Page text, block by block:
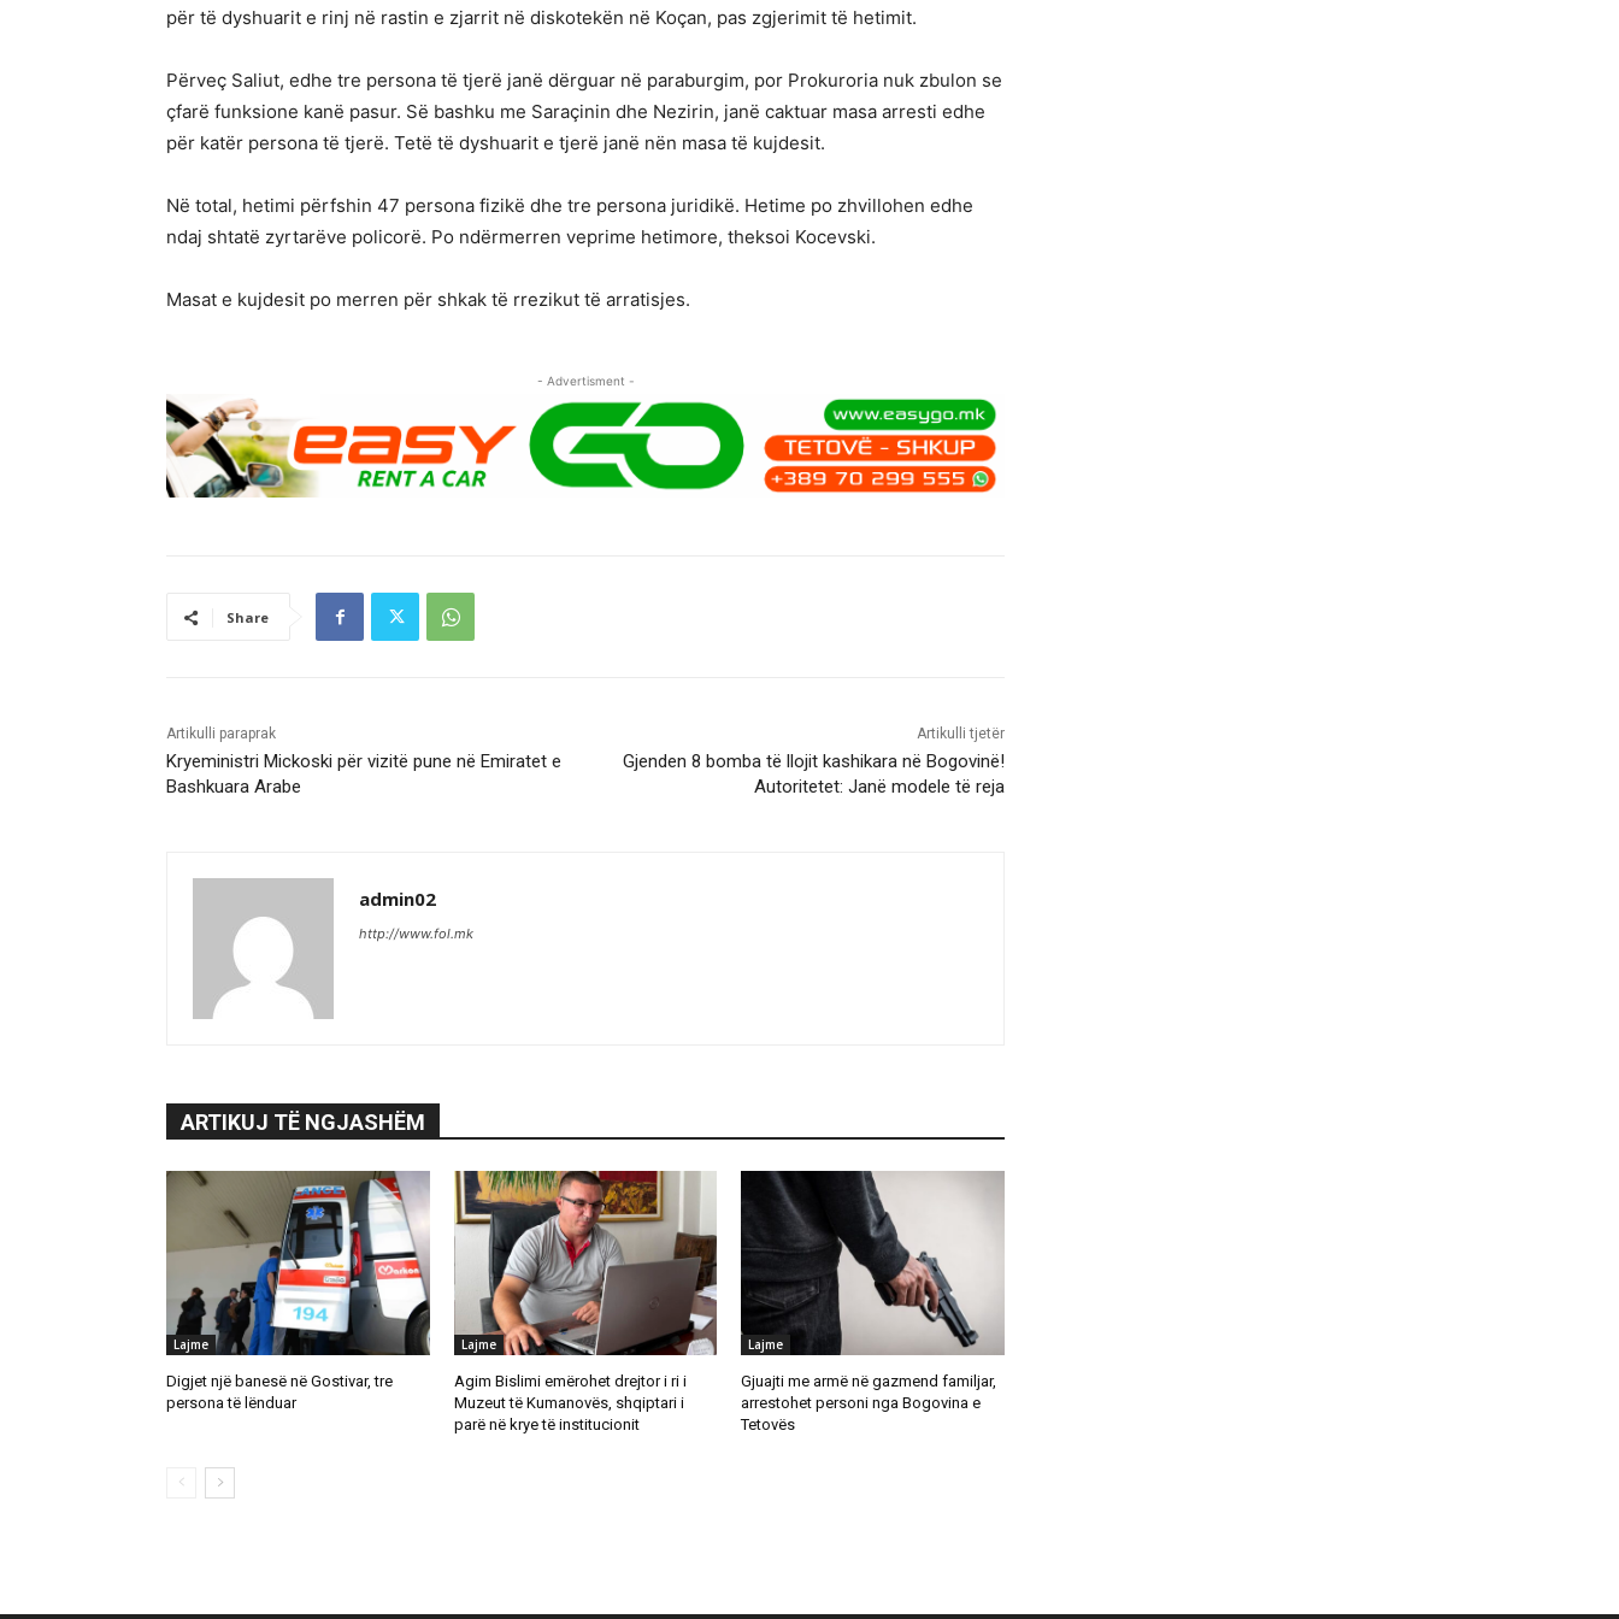
për të dyshuarit e rinj në rastin e zjarrit në diskotekën në Koçan, pas zgjerimit të hetimit.
Përveç Saliut, edhe tre persona të tjerë janë dërguar në paraburgim, por Prokuroria nuk zbulon se
çfarë funksione kanë pasur. Së bashku me Saraçinin dhe Nezirin, janë caktuar masa arresti edhe
për katër persona të tjerë. Tetë të dyshuarit e tjerë janë nën masa të kujdesit.
Në total, hetimi përfshin 47 persona fizikë dhe tre persona juridikë. Hetime po zhvillohen edhe
ndaj shtatë zyrtarëve policorë. Po ndërmerren veprime hetimore, theksoi Kocevski.
Masat e kujdesit po merren për shkak të rrezikut të arratisjes.
- Advertisment -
Share
Artikulli paraprak
Kryeministri Mickoski për vizitë pune në Emiratet e
Bashkuara Arabe
Artikulli tjetër
Gjenden 8 bomba të llojit kashikara në Bogovinë!
Autoritetet: Janë modele të reja
admin02
http://www.fol.mk
ARTIKUJ TË NGJASHËM
Lajme
Digjet një banesë në Gostivar, tre
persona të lënduar
Lajme
Agim Bislimi emërohet drejtor i ri i
Muzeut të Kumanovës, shqiptari i
parë në krye të institucionit
Lajme
Gjuajti me armë në gazmend familjar,
arrestohet personi nga Bogovina e
Tetovës